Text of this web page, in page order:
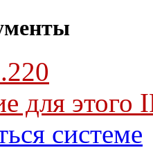
для этого
системе